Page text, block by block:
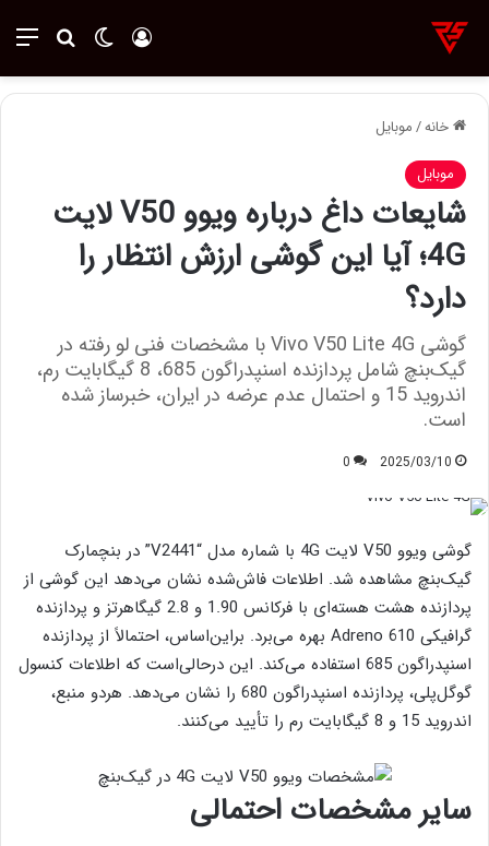
تغییر پوسته ورود
خانه/موبایل
موبایل
شایعات داغ درباره ویوو V50 لایت
4G؛ آیا این گوشی ارزش انتظار را
دارد؟
گوشی Vivo V50 Lite 4G با مشخصات فنی لو رفته در
گیک‌بنچ شامل پردازنده اسنپدراگون 685، 8 گیگابایت رم،
اندروید 15 و احتمال عدم عرضه در ایران، خبرساز شده
است.
2025/03/10
0
گوشی ویوو V50 لایت 4G با شماره مدل “V2441” در بنچمارک
گیک‌بنچ مشاهده شد. اطلاعات فاش‌شده نشان می‌دهد این گوشی از
پردازنده هشت هسته‌ای با فرکانس 1.90 و 2.8 گیگاهرتز و پردازنده
گرافیکی Adreno 610 بهره می‌برد. براین‌اساس، احتمالاً از پردازنده
اسنپدراگون 685 استفاده می‌کند. این درحالی‌است که اطلاعات کنسول
گوگل‌پلی، پردازنده اسنپدراگون 680 را نشان می‌دهد. هردو منبع،
اندروید 15 و 8 گیگابایت رم را تأیید می‌کنند.
سایر مشخصات احتمالی